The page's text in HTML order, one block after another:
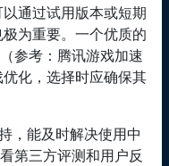
通过试用版本或短期
为重要。一个优质的
参考：腾讯游戏加速
化，选择时应确保其
，能及时解决使用中
第三方评测和用户反